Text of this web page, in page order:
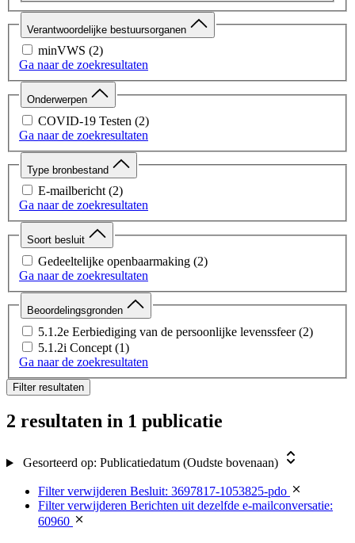
Verantwoordelijke bestuursorganen
minVWS (2)
Ga naar de zoekresultaten
Onderwerpen
COVID-19 Testen (2)
Ga naar de zoekresultaten
Type bronbestand
E-mailbericht (2)
Ga naar de zoekresultaten
Soort besluit
Gedeeltelijke openbaarmaking (2)
Ga naar de zoekresultaten
Beoordelingsgronden
5.1.2e Eerbiediging van de persoonlijke levenssfeer (2)
5.1.2i Concept (1)
Ga naar de zoekresultaten
Filter resultaten
2 resultaten in 1 publicatie
Gesorteerd op: Publicatiedatum (Oudste bovenaan)
Filter verwijderen Besluit: 3697817-1053825-pdo
Filter verwijderen Berichten uit dezelfde e-mailconversatie:
60960